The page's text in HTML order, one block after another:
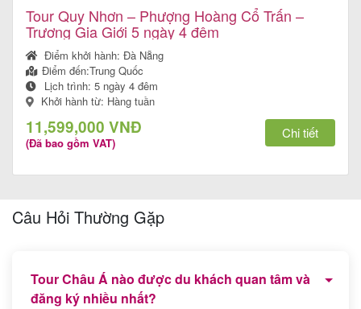
hành
Tin
du
lịch
Về
Tourist
Tour Quy Nhơn – Phượng Hoàng Cổ Trấn –
Trương Gia Giới 5 ngày 4 đêm
Điểm khởi hành:Đà Nẵng
Điểm đến:Trung Quốc
Lịch trình:5 ngày 4 đêm
Khởi hành từ: Hàng tuần
11,599,000 VNĐ
(Đã bao gồm VAT)
Chi tiết
Câu Hỏi Thường Gặp
Tour Châu Á nào được du khách quan tâm và
đăng ký nhiều nhất?